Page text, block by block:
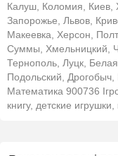
Калуш, Коломия, Киев,
Запорожье, Львов,
Макеевка, Херсон,
Суммы, Хмельницкий,
Тернополь, Луцк,
Подольский,
Математика 900736
книгу, детские игрушки,